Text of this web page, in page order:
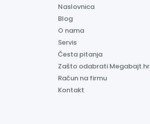
Naslovnica
Blog
O nama
Servis
Česta pitanja
Zašto odabrati Megabajt.hr
Račun na firmu
Kontakt